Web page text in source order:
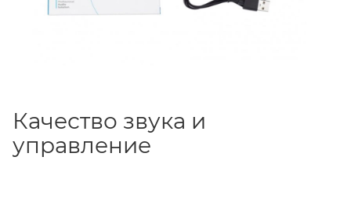
Качество звука и
управление